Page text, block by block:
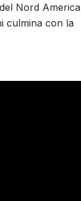
Nord America
culmina con la